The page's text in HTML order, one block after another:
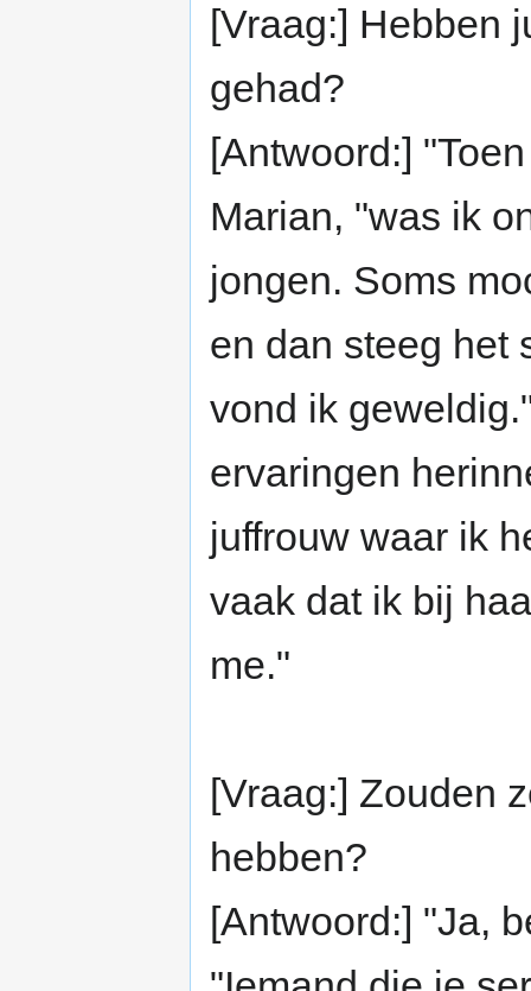
[Vraag:] Hebben
gehad?
[Antwoord:]
Marian, "was ik
jongen. Soms
en dan steeg het
vond ik
ervaringen
juffrouw waar ik
vaak dat ik bij
me."
[Vraag:] Zouden
hebben?
[Antwoord:] "Ja,